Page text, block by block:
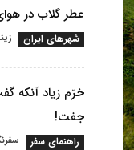
عطر گلاب در
شهرهای ایران
خرّم زیاد آنکه
جفت!
راهنمای سفر